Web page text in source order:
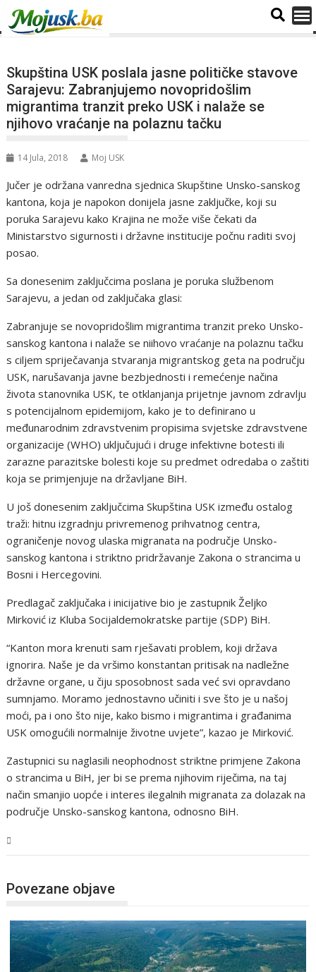
Skupština USK poslala jasne političke stavove
Sarajevu: Zabranjujemo novopridošlim
migrantima tranzit preko USK i nalaže se
njihovo vraćanje na polaznu tačku
14 Jula, 2018 Moj USK
Jučer je održana vanredna sjednica Skupštine Unsko-sanskog
kantona, koja je napokon donijela jasne zaključke, koji su
poruka Sarajevu kako Krajina ne može više čekati da
Ministarstvo sigurnosti i državne institucije počnu raditi svoj
posao.
Sa donesenim zaključcima poslana je poruka službenom
Sarajevu, a jedan od zaključaka glasi:
Zabranjuje se novopridošlim migrantima tranzit preko Unsko-
sanskog kantona i nalaže se niihovo vraćanje na polaznu tačku
s ciljem spriječavanja stvaranja migrantskog geta na području
USK, narušavanja javne bezbjednosti i remećenje načina
života stanovnika USK, te otklanjanja prijetnje javnom zdravlju
s potencijalnom epidemijom, kako je to definirano u
međunarodnim zdravstvenim propisima svjetske zdravstvene
organizacije (WHO) uključujući i druge infektivne botesti ili
zarazne parazitske bolesti koje su predmet odredaba o zaštiti
koja se primjenjuje na državljane BiH.
U još donesenim zaključcima Skupština USK između ostalog
traži: hitnu izgradnju privremenog prihvatnog centra,
ograničenje novog ulaska migranata na područje Unsko-
sanskog kantona i striktno pridržavanje Zakona o strancima u
Bosni i Hercegovini.
Predlagač zaključaka i inicijative bio je zastupnik Željko
Mirković iz Kluba Socijaldemokratske partije (SDP) BiH.
“Kanton mora krenuti sam rješavati problem, koji država
ignorira. Naše je da vršimo konstantan pritisak na nadležne
državne organe, u čiju sposobnost sada već svi opravdano
sumnjamo. Moramo jednostavno učiniti i sve što je u našoj
moći, pa i ono što nije, kako bismo i migrantima i građanima
USK omogućili normalnije životne uvjete”, kazao je Mirković.
Zastupnici su naglasili neophodnost striktne primjene Zakona
o strancima u BiH, jer bi se prema njihovim riječima, na taj
način smanjio uopće i interes ilegalnih migranata za dolazak na
područje Unsko-sanskog kantona, odnosno BiH.
Povezane objave